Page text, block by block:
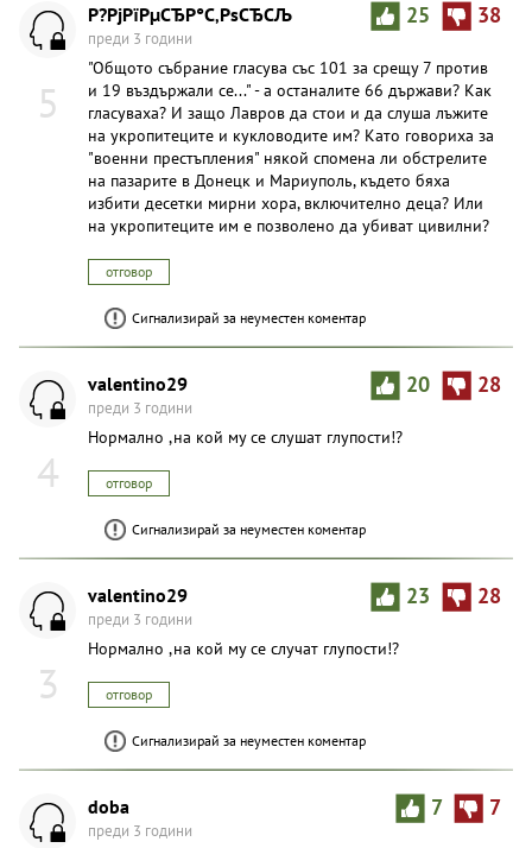
5
25 38
Р?РјРїРµСЂР°С‚РѕСЂСЉ
преди 3 години
"Общото събрание гласува със 101 за срещу 7 против
и 19 въздържали се..." - а останалите 66 държави? Как
гласуваха? И защо Лавров да стои и да слуша лъжите
на укрoпитеците и кукловодите им? Като говориха за
"военни престъпления" някой спомена ли обстрелите
на пазарите в Донецк и Мариуполь, където бяха
избити десетки мирни хора, включително деца? Или
на yкропитeците им е позволено да убиват цивилни?
отговор
Сигнализирай за неуместен коментар
4
20 28
valentino29
преди 3 години
Нормално ,на кой му се слушат глупости!?
отговор
Сигнализирай за неуместен коментар
3
23 28
valentino29
преди 3 години
Нормално ,на кой му се случат глупости!?
отговор
Сигнализирай за неуместен коментар
7 7
doba
преди 3 години